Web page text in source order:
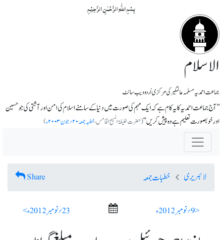
بِسۡمِ اللّٰہِ الرَّحۡمٰنِ الرَّحِیۡمِ
الاسلام
جماعت احمدیہ مسلمہ عالمگیر کی مرکزی اُردو ویب سائٹ
’’آج جماعت احمدیہ کا یہ کام ہے کہ ایک مہم کی صورت میں دنیا کے سامنے اسلام کی امن اور آشتی کی جو حسین
اور خوبصورت تعلیم ہے وہ پیش کریں‘‘(حضرت خلیفۃ المسیح الخامس،خطبہ جمعہ ۲۰؍جون ۲۰۰۳ء )
لائبریری خطبات جمعہ Share
< 9؍ نومبر 2012ء 23؍ نومبر 2012ء >